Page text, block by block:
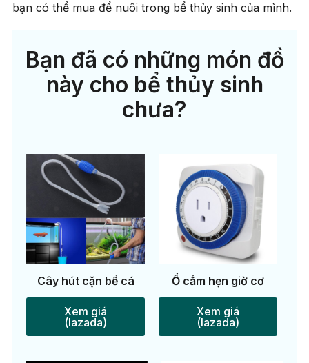
bạn có thể mua để nuôi trong bể thủy sinh của mình.
Bạn đã có những món đồ
này cho bể thủy sinh
chưa?
Cây hút cặn bể cá
Xem giá
(lazada)
Ổ cắm hẹn giờ cơ
Xem giá
(lazada)